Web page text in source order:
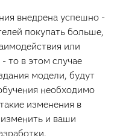
внедрена успешно -
покупать больше,
или
то в этом случае
модели, будут
необходимо
изменения в
и ваши